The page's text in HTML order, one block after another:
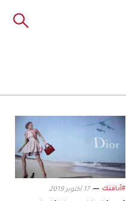
#أناقتك 17 أكتوبر 2019